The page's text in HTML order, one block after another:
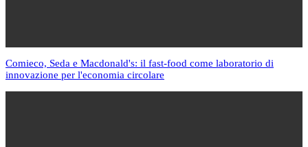
Comieco, Seda e Macdonald's: il fast-food come laboratorio di
innovazione per l'economia circolare